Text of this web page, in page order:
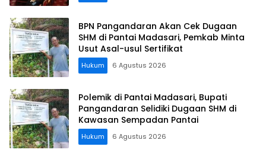
BPN Pangandaran Akan Cek Dugaan
SHM di Pantai Madasari, Pemkab Minta
Usut Asal-usul Sertifikat
Hukum 6 Agustus 2026
Polemik di Pantai Madasari, Bupati
Pangandaran Selidiki Dugaan SHM di
Kawasan Sempadan Pantai
Hukum 6 Agustus 2026